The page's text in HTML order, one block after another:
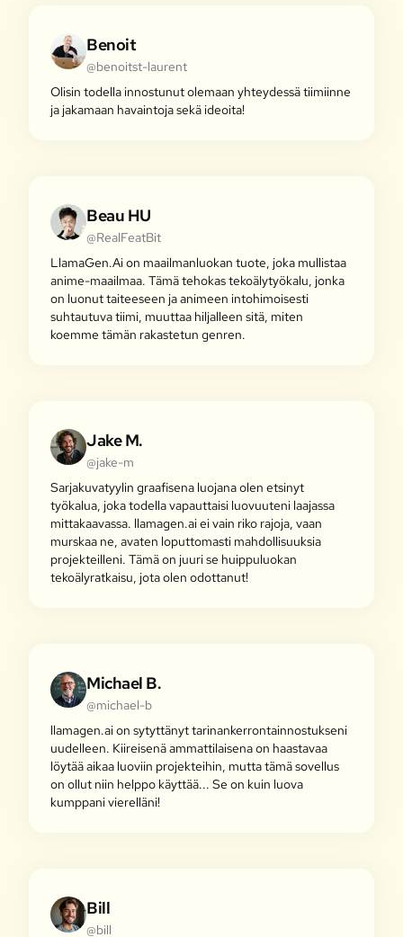
Benoit
@benoitst-laurent
Olisin todella innostunut olemaan yhteydessä tiimiinne
ja jakamaan havaintoja sekä ideoita!
Beau HU
@RealFeatBit
LlamaGen.Ai on maailmanluokan tuote, joka mullistaa
anime-maailmaa. Tämä tehokas tekoälytyökalu, jonka
on luonut taiteeseen ja animeen intohimoisesti
suhtautuva tiimi, muuttaa hiljalleen sitä, miten
koemme tämän rakastetun genren.
Jake M.
@jake-m
Sarjakuvatyylin graafisena luojana olen etsinyt
työkalua, joka todella vapauttaisi luovuuteni laajassa
mittakaavassa. llamagen.ai ei vain riko rajoja, vaan
murskaa ne, avaten loputtomasti mahdollisuuksia
projekteilleni. Tämä on juuri se huippuluokan
tekoälyratkaisu, jota olen odottanut!
Michael B.
@michael-b
llamagen.ai on sytyttänyt tarinankerrontainnostukseni
uudelleen. Kiireisenä ammattilaisena on haastavaa
löytää aikaa luoviin projekteihin, mutta tämä sovellus
on ollut niin helppo käyttää... Se on kuin luova
kumppani vierelläni!
Bill
@bill